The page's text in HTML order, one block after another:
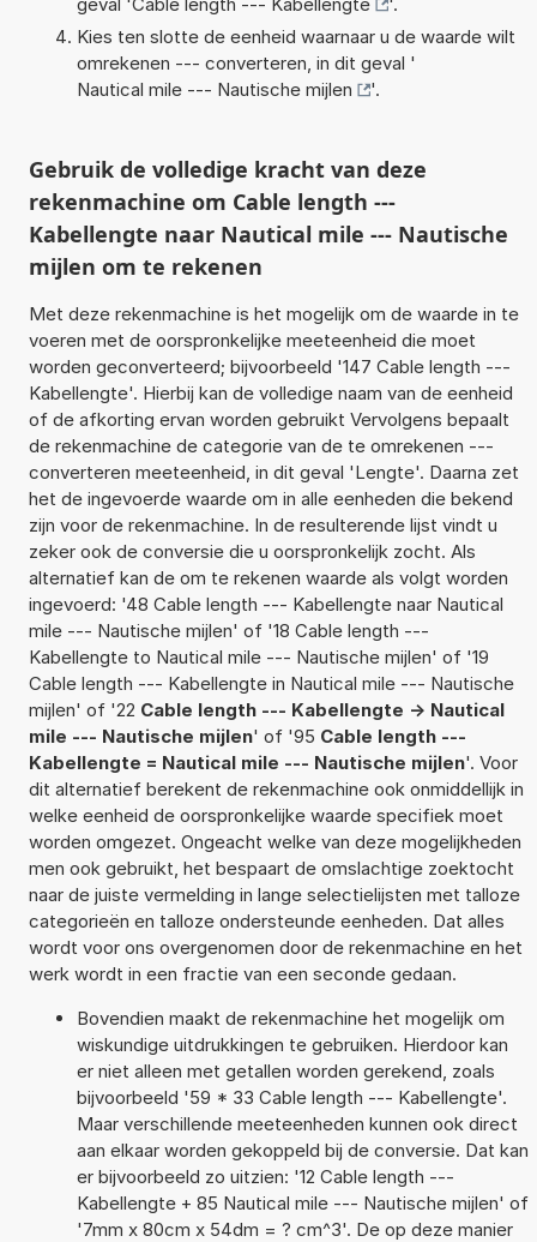
Kies ten slotte de eenheid waarnaar u de waarde wilt
omrekenen --- converteren, in dit geval '
Nautical mile --- Nautische mijlen
'.
Gebruik de volledige kracht van deze
rekenmachine om Cable length ---
Kabellengte naar Nautical mile --- Nautische
mijlen om te rekenen
Met deze rekenmachine is het mogelijk om de waarde in te
voeren met de oorspronkelijke meeteenheid die moet
worden geconverteerd; bijvoorbeeld '147 Cable length ---
Kabellengte'. Hierbij kan de volledige naam van de eenheid
of de afkorting ervan worden gebruikt Vervolgens bepaalt
de rekenmachine de categorie van de te omrekenen ---
converteren meeteenheid, in dit geval 'Lengte'. Daarna zet
het de ingevoerde waarde om in alle eenheden die bekend
zijn voor de rekenmachine. In de resulterende lijst vindt u
zeker ook de conversie die u oorspronkelijk zocht. Als
alternatief kan de om te rekenen waarde als volgt worden
ingevoerd: '48 Cable length --- Kabellengte naar Nautical
mile --- Nautische mijlen' of '18 Cable length ---
Kabellengte to Nautical mile --- Nautische mijlen' of '19
Cable length --- Kabellengte in Nautical mile --- Nautische
mijlen' of '22 Cable length --- Kabellengte -> Nautical
mile --- Nautische mijlen' of '95 Cable length ---
Kabellengte = Nautical mile --- Nautische mijlen'. Voor
dit alternatief berekent de rekenmachine ook onmiddellijk in
welke eenheid de oorspronkelijke waarde specifiek moet
worden omgezet. Ongeacht welke van deze mogelijkheden
men ook gebruikt, het bespaart de omslachtige zoektocht
naar de juiste vermelding in lange selectielijsten met talloze
categorieën en talloze ondersteunde eenheden. Dat alles
wordt voor ons overgenomen door de rekenmachine en het
werk wordt in een fractie van een seconde gedaan.
Bovendien maakt de rekenmachine het mogelijk om
wiskundige uitdrukkingen te gebruiken. Hierdoor kan
er niet alleen met getallen worden gerekend, zoals
bijvoorbeeld '59 * 33 Cable length --- Kabellengte'.
Maar verschillende meeteenheden kunnen ook direct
aan elkaar worden gekoppeld bij de conversie. Dat kan
er bijvoorbeeld zo uitzien: '12 Cable length ---
Kabellengte + 85 Nautical mile --- Nautische mijlen' of
'7mm x 80cm x 54dm = ? cm^3'. De op deze manier